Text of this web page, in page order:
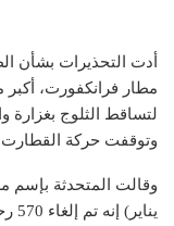
أدت التحذيرات بشأن
مطار فرانكفورت، أكبر
لتساقط الثلوج بغزارة
وتوقفت حركة